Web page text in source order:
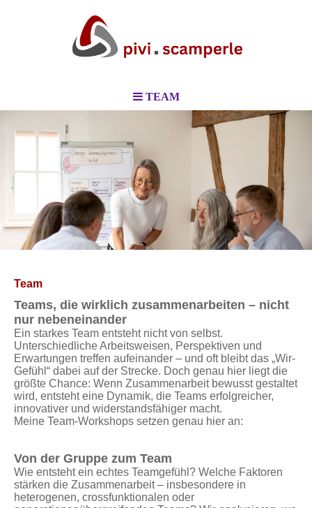
TEAM
Team
Teams, die wirklich zusammenarbeiten – nicht
nur nebeneinander
Ein starkes Team entsteht nicht von selbst.
Unterschiedliche Arbeitsweisen, Perspektiven und
Erwartungen treffen aufeinander – und oft bleibt das „Wir-
Gefühl“ dabei auf der Strecke. Doch genau hier liegt die
größte Chance: Wenn Zusammenarbeit bewusst gestaltet
wird, entsteht eine Dynamik, die Teams erfolgreicher,
innovativer und widerstandsfähiger macht.
Meine Team-Workshops setzen genau hier an:
Von der Gruppe zum Team
Wie entsteht ein echtes Teamgefühl? Welche Faktoren
stärken die Zusammenarbeit – insbesondere in
heterogenen, crossfunktionalen oder